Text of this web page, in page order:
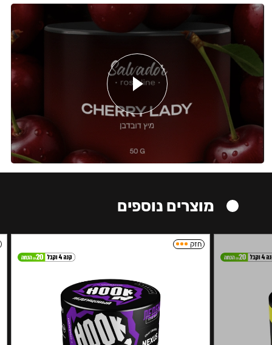
מוצרים נוספים
חזק